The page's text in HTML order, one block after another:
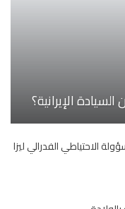
الإيرانية؟
الاحتياطي الفدرالي ليزا